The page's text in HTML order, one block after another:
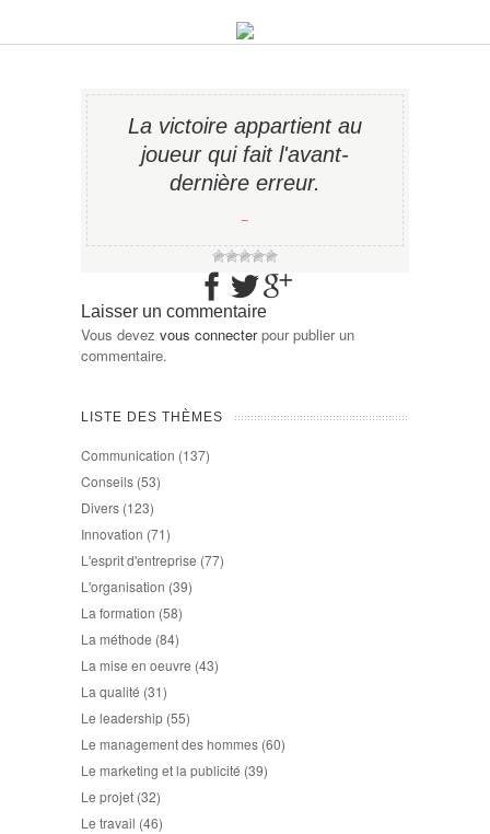
La victoire appartient au
joueur qui fait l'avant-
dernière erreur.
−
Laisser un commentaire
Vous devez vous connecterpour publier un
commentaire.
LISTE DES THÈMES
Communication (137)
Conseils (53)
Divers (123)
Innovation (71)
L'esprit d'entreprise (77)
L'organisation (39)
La formation (58)
La méthode (84)
La mise en oeuvre (43)
La qualité (31)
Le leadership (55)
Le management des hommes (60)
Le marketing et la publicité (39)
Le projet (32)
Le travail (46)